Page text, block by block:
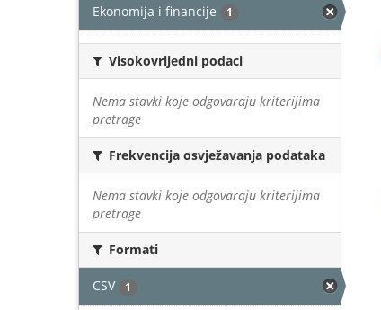
Ekonomija i financije 1
Visokovrijedni podaci
Nema stavki koje odgovaraju kriterijima
pretrage
Frekvencija osvježavanja podataka
Nema stavki koje odgovaraju kriterijima
pretrage
Formati
CSV 1